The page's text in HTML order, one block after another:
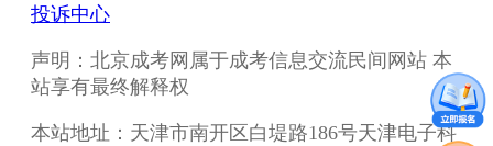
投诉中心
声明：北京成考网属于成考信息交流民间网站 本
站享有最终解释权
本站地址：天津市南开区白堤路186号天津电子科